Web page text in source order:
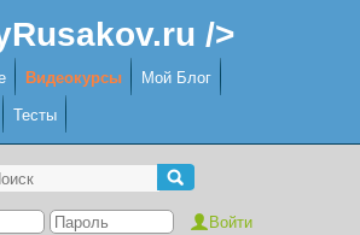
/>
Видеокурсы Мой Блог
Тесты